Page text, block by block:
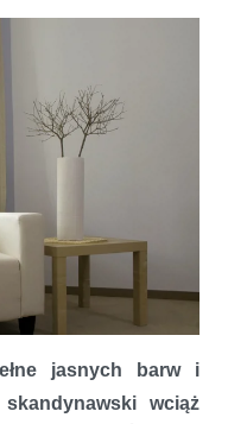
jasnych barw i
wciąż